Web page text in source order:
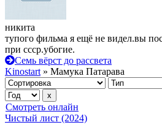
никита
тупого фильма я ещё не видел.вы
при ссср.убогие.
Семь вёрст до рассвета
Kinostart » Мамука Патарава
Смотреть онлайн
Чистый лист (2024)